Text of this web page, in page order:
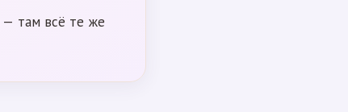
— там всё те же